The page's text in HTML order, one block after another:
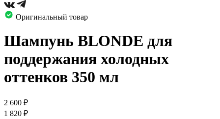
Оригинальный товар
Шампунь BLONDE для
поддержания холодных
оттенков 350 мл
2 600 ₽
1 820 ₽